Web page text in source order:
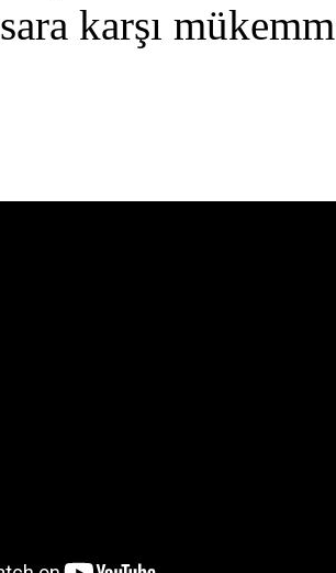
karşı